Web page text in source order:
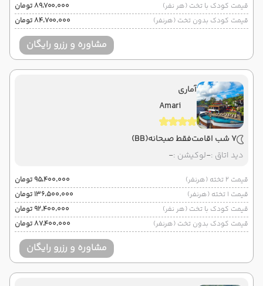
قیمت کودک با تخت (هر نفر)
۸۹٬۷۰۰٬۰۰۰ تومان
قیمت کودک بدون تخت (هرنفر)
۸۴٬۷۰۰٬۰۰۰ تومان
مشاوره و رزرو رایگان
آماری
Amari
7 شب اقامت فقط صبحانه(BB)
دید اتاق :-لوکیشن :-
قیمت 2 تخته (هرنفر)
۹۵٬۴۰۰٬۰۰۰ تومان
قیمت 1 تخته (هرنفر)
۱۳۶٬۵۰۰٬۰۰۰ تومان
قیمت کودک با تخت (هر نفر)
۹۲٬۴۰۰٬۰۰۰ تومان
قیمت کودک بدون تخت (هرنفر)
۸۷٬۴۰۰٬۰۰۰ تومان
مشاوره و رزرو رایگان